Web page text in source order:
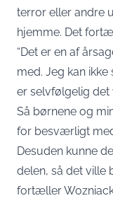
terror eller andre
hjemme. Det
“Det er en af
med. Jeg kan
er selvfølgelig
Så børnene og
for besværligt
Desuden kunne
delen, så det ville
fortæller